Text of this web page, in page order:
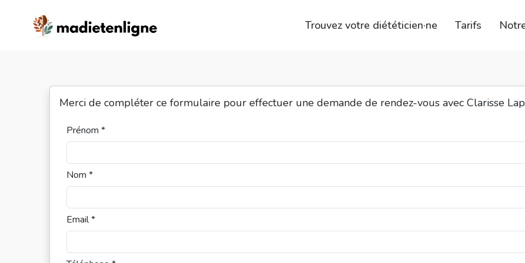
Trouvez votre diététicien·ne Tarifs
Merci de compléter ce formulaire pour effectuer une demande de rendez-vous avec Clarisse
Prénom *
Nom *
Email *